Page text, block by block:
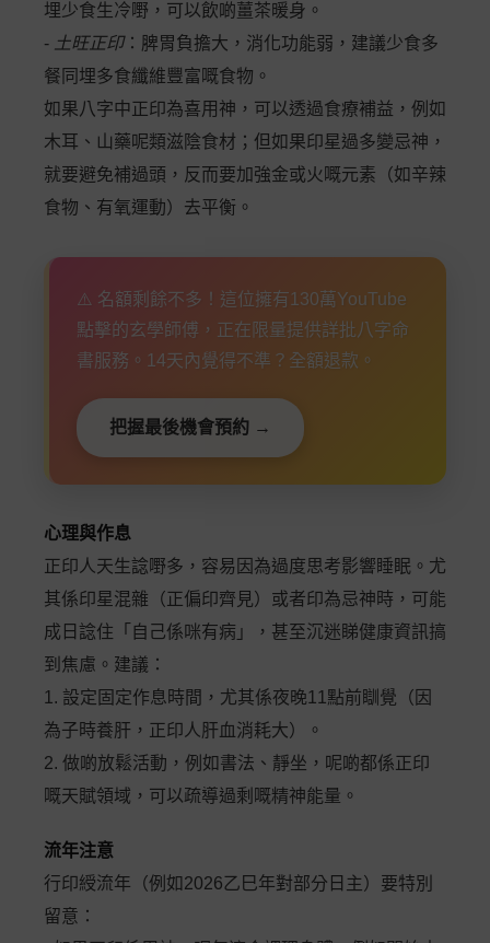
埋少食生冷嘢，可以飲啲薑茶暖身。
- 土旺正印：脾胃負擔大，消化功能弱，建議少食多
餐同埋多食纖維豐富嘅食物。
如果八字中正印為喜用神，可以透過食療補益，例如
木耳、山藥呢類滋陰食材；但如果印星過多變忌神，
就要避免補過頭，反而要加強金或火嘅元素（如辛辣
食物、有氧運動）去平衡。
⚠️ 名額剩餘不多！這位擁有130萬YouTube
點擊的玄學師傅，正在限量提供詳批八字命
書服務。14天內覺得不準？全額退款。
把握最後機會預約 →
心理與作息
正印人天生諗嘢多，容易因為過度思考影響睡眠。尤
其係印星混雜（正偏印齊見）或者印為忌神時，可能
成日諗住「自己係咪有病」，甚至沉迷睇健康資訊搞
到焦慮。建議：
1. 設定固定作息時間，尤其係夜晚11點前瞓覺（因
為子時養肝，正印人肝血消耗大）。
2. 做啲放鬆活動，例如書法、靜坐，呢啲都係正印
嘅天賦領域，可以疏導過剩嘅精神能量。
流年注意
行印綬流年（例如2026乙巳年對部分日主）要特別
留意：